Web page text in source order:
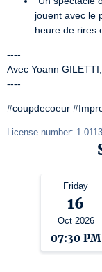
jouent avec le
heure de rires
----
Avec Yoann
----
#coupdecoeur
License number: 1-
Friday
16
Oct 2026
07:30 PM